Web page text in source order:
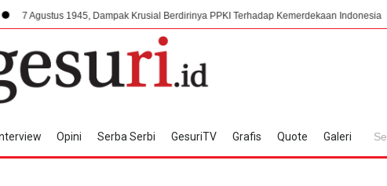
Dampak Krusial Berdirinya PPKI Terhadap Kemerdekaan Indonesia
Opini Serba Serbi GesuriTV Grafis Quote Galeri